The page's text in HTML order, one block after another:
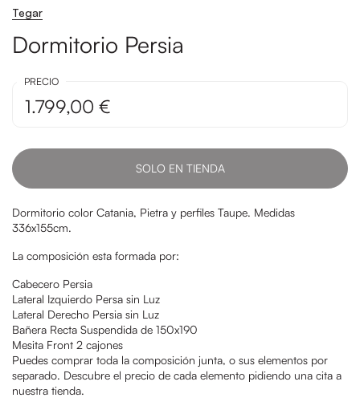
Tegar
Dormitorio Persia
PRECIO
1.799,00 €
SOLO EN TIENDA
Dormitorio color Catania, Pietra y perfiles Taupe. Medidas
336x155cm.
La composición esta formada por:
Cabecero Persia
Lateral Izquierdo Persa sin Luz
Lateral Derecho Persia sin Luz
Bañera Recta Suspendida de 150x190
Mesita Front 2 cajones
Puedes comprar toda la composición junta, o sus elementos por
separado. Descubre el precio de cada elemento pidiendo una cita a
nuestra tienda.